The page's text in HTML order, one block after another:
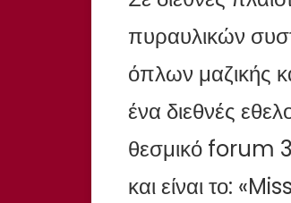
πυραυλικών
όπλων μαζικής
ένα διεθνές
θεσμικό forum
και είναι το: